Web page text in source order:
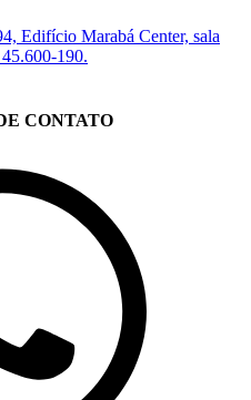
Edifício Marabá Center, sala
190.
CONTATO